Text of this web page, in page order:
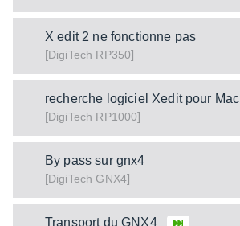
X edit 2 ne fonctionne pas
[DigiTech RP350]
recherche logiciel Xedit pour Mac
[DigiTech RP1000]
By pass sur gnx4
[DigiTech GNX4]
Transport du GNX4